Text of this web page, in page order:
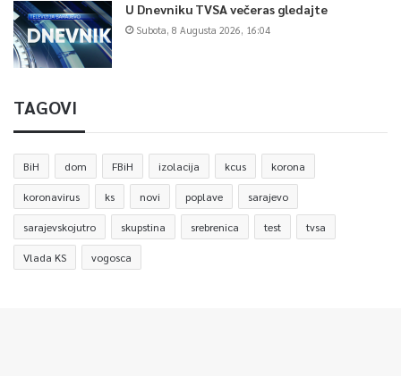
U Dnevniku TVSA večeras gledajte
Subota, 8 Augusta 2026, 16:04
TAGOVI
BiH dom FBiH izolacija kcus korona
koronavirus ks novi poplave sarajevo
sarajevskojutro skupstina srebrenica test tvsa
Vlada KS vogosca